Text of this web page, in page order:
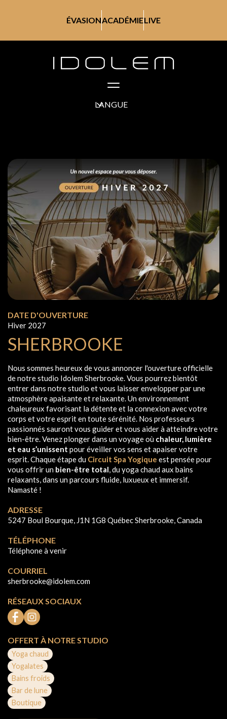
ÉVASIONACADÉMIELIVE
LANGUE
DATE D'OUVERTURE
Hiver 2027
SHERBROOKE
Nous sommes heureux de vous annoncer l'ouverture officielle
de notre studio Idolem Sherbrooke. Vous pourrez bientôt
entrer dans notre studio et vous laisser envelopper par une
atmosphère apaisante et relaxante. Un environnement
chaleureux favorisant la détente et la connexion avec votre
corps et votre esprit en toute sérénité. Nos professeurs
passionnés sauront vous guider et vous aider à atteindre votre
bien-être. Venez plonger dans un voyage où chaleur, lumière
et eau s’unissent pour éveiller vos sens et apaiser votre
esprit. Chaque étape du Circuit Spa Yogique est pensée pour
vous offrir un bien-être total, du yoga chaud aux bains
relaxants, dans un parcours fluide, luxueux et immersif.
Namasté !
ADRESSE
5247 Boul Bourque, J1N 1G8 Québec Sherbrooke, Canada
TÉLÉPHONE
Téléphone à venir
COURRIEL
sherbrooke@idolem.com
RÉSEAUX SOCIAUX
OFFERT À NOTRE STUDIO
Yoga chaud
Yogalates
Bains froids
Bar de lune
Boutique